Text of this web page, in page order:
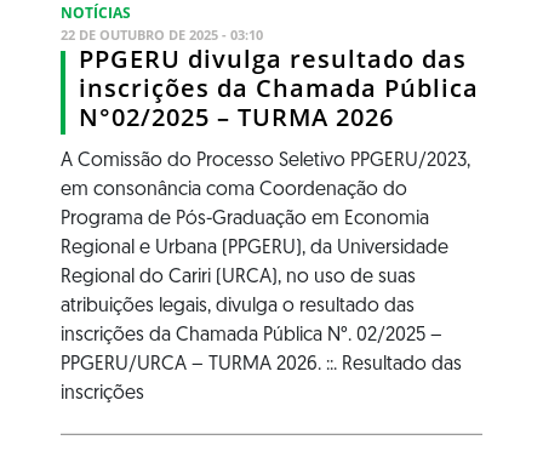
NOTÍCIAS
22 DE OUTUBRO DE 2025 - 03:10
PPGERU divulga resultado das
inscrições da Chamada Pública
N°02/2025 – TURMA 2026
A Comissão do Processo Seletivo PPGERU/2023,
em consonância coma Coordenação do
Programa de Pós-Graduação em Economia
Regional e Urbana (PPGERU), da Universidade
Regional do Cariri (URCA), no uso de suas
atribuições legais, divulga o resultado das
inscrições da Chamada Pública N°. 02/2025 –
PPGERU/URCA – TURMA 2026. ::. Resultado das
inscrições